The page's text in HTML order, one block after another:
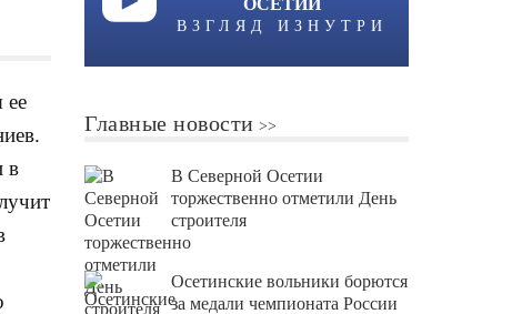
ее
в
ОСЕТИИ
ВЗГЛЯД ИЗНУТРИ
Главные новости
В Северной Осетии
торжественно отметили День
строителя
Осетинские вольники борются
за медали чемпионата России